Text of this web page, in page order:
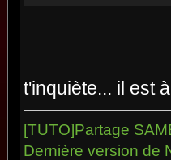
t'inquiète... il est
[TUTO]Partage
Dernière version de